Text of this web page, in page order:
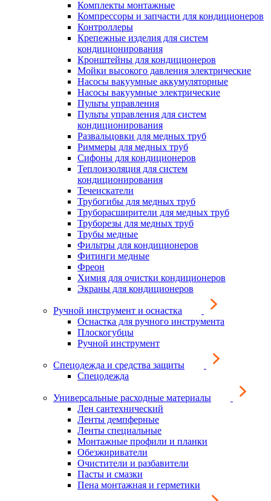
Комплекты монтажные
Компрессоры и запчасти для кондиционеров
Контроллеры
Крепежные изделия для систем
кондиционирования
Кронштейны для кондиционеров
Мойки высокого давления электрические
Насосы вакуумные аккумуляторные
Насосы вакуумные электрические
Пульты управления
Пульты управления для систем
кондиционирования
Развальцовки для медных труб
Риммеры для медных труб
Сифоны для кондиционеров
Теплоизоляция для систем
кондиционирования
Течеискатели
Трубогибы для медных труб
Труборасширители для медных труб
Труборезы для медных труб
Трубы медные
Фильтры для кондиционеров
Фитинги медные
Фреон
Химия для очистки кондиционеров
Экраны для кондиционеров
Ручной инструмент и оснастка
Оснастка для ручного инструмента
Плоскогубцы
Ручной инструмент
Спецодежда и средства защиты
Спецодежда
Универсальные расходные материалы
Лен сантехнический
Ленты демпферные
Ленты специальные
Монтажные профили и планки
Обезжириватели
Очистители и разбавители
Пасты и смазки
Пена монтажная и герметики